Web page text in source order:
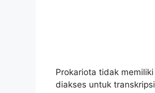
Prokariota tidak
diakses untuk